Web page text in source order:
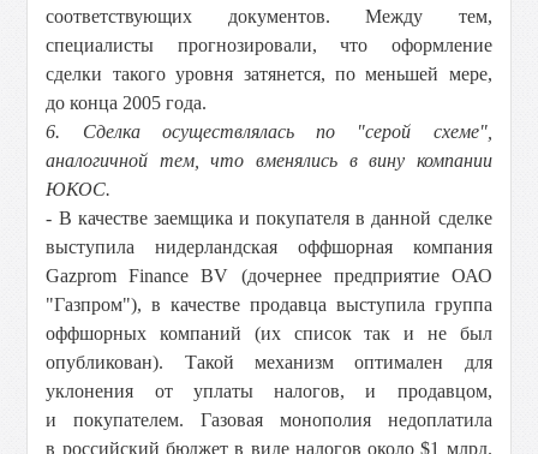
соответствующих документов. Между тем,
специалисты прогнозировали, что оформление
сделки такого уровня затянется, по меньшей мере,
до конца 2005 года.
6. Сделка осуществлялась по "серой схеме",
аналогичной тем, что вменялись в вину компании
ЮКОС.
- В качестве заемщика и покупателя в данной сделке
выступила нидерландская оффшорная компания
Gazprom Finance BV (дочернее предприятие ОАО
"Газпром"), в качестве продавца выступила группа
оффшорных компаний (их список так и не был
опубликован). Такой механизм оптимален для
уклонения от уплаты налогов, и продавцом,
и покупателем. Газовая монополия недоплатила
в российский бюджет в виде налогов около $1 млрд.